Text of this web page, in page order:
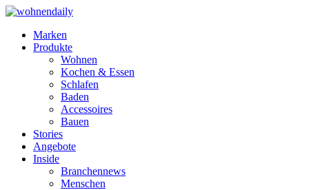
Marken
Produkte
Wohnen
Kochen & Essen
Schlafen
Baden
Accessoires
Bauen
Stories
Angebote
Inside
Branchennews
Menschen